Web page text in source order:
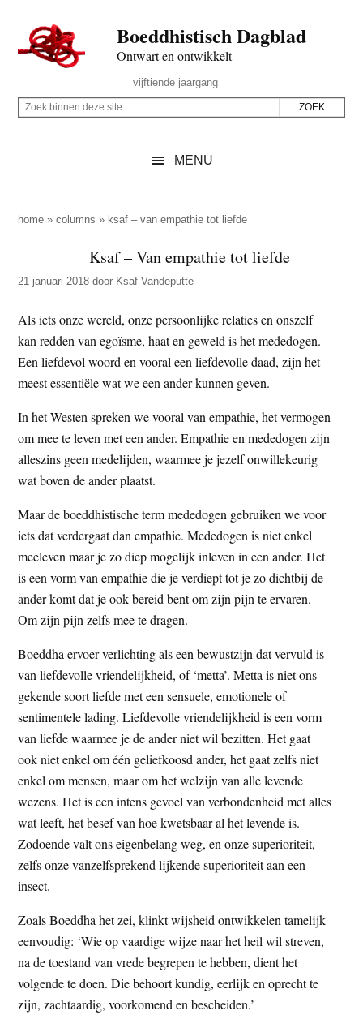
naar
de
inhoud
secondary
naar
de
sidebar
naar
de
Boeddhistisch Dagblad
Ontwart en ontwikkelt
Rechts
vijftiende jaargang
Z
p
z
e
s
i
t
Z
i
e
d
e
z
e
i
t
e
MENU
home »columns » ksaf – van empathie tot liefde
Ksaf – Van empathie tot liefde
21 januari 2018 door Ksaf Vandeputte
Als iets onze wereld, onze persoonlijke relaties en onszelf
kan redden van egoïsme, haat en geweld is het mededogen.
Een liefdevol woord en vooral een liefdevolle daad, zijn het
meest essentiële wat we een ander kunnen geven.
In het Westen spreken we vooral van empathie, het vermogen
om mee te leven met een ander. Empathie en mededogen zijn
alleszins geen medelijden, waarmee je jezelf onwillekeurig
wat boven de ander plaatst.
Maar de boeddhistische term mededogen gebruiken we voor
iets dat verdergaat dan empathie. Mededogen is niet enkel
meeleven maar je zo diep mogelijk inleven in een ander. Het
is een vorm van empathie die je verdiept tot je zo dichtbij de
ander komt dat je ook bereid bent om zijn pijn te ervaren.
Om zijn pijn zelfs mee te dragen.
Boeddha ervoer verlichting als een bewustzijn dat vervuld is
van liefdevolle vriendelijkheid, of ‘metta’. Metta is niet ons
gekende soort liefde met een sensuele, emotionele of
sentimentele lading. Liefdevolle vriendelijkheid is een vorm
van liefde waarmee je de ander niet wil bezitten. Het gaat
ook niet enkel om één geliefkoosd ander, het gaat zelfs niet
enkel om mensen, maar om het welzijn van alle levende
wezens. Het is een intens gevoel van verbondenheid met alles
wat leeft, het besef van hoe kwetsbaar al het levende is.
Zodoende valt ons eigenbelang weg, en onze superioriteit,
zelfs onze vanzelfsprekend lijkende superioriteit aan een
insect.
Zoals Boeddha het zei, klinkt wijsheid ontwikkelen tamelijk
eenvoudig: ‘Wie op vaardige wijze naar het heil wil streven,
na de toestand van vrede begrepen te hebben, dient het
volgende te doen. Die behoort kundig, eerlijk en oprecht te
zijn, zachtaardig, voorkomend en bescheiden.’